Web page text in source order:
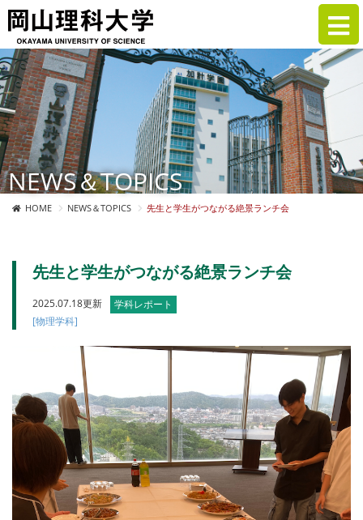
NEWS＆TOPICS
HOME NEWS＆TOPICS 先生と学生がつながる絶景ランチ会
先生と学生がつながる絶景ランチ会
2025.07.18更新
学科レポート
[物理学科]